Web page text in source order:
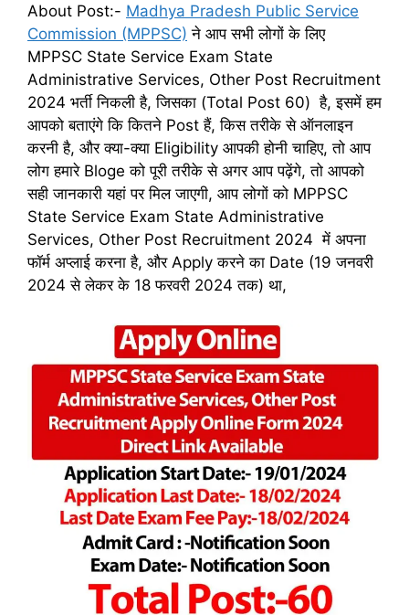
About Post:- Madhya Pradesh Public Service
Commission (MPPSC) ने आप सभी लोगों के लिए
MPPSC State Service Exam State
Administrative Services, Other Post Recruitment
2024 भर्ती निकली है, जिसका (Total Post 60) है, इसमें हम
आपको बताएंगे कि कितने Post हैं, किस तरीके से ऑनलाइन
करनी है, और क्या-क्या Eligibility आपकी होनी चाहिए, तो आप
लोग हमारे Bloge को पूरी तरीके से अगर आप पढ़ेंगे, तो आपको
सही जानकारी यहां पर मिल जाएगी, आप लोगों को MPPSC
State Service Exam State Administrative
Services, Other Post Recruitment 2024 में अपना
फॉर्म अप्लाई करना है, और Apply करने का Date (19 जनवरी
2024 से लेकर के 18 फरवरी 2024 तक) था,